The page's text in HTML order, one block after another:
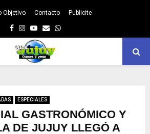
Objetivo Contacto Publicite
Facebook
Instagram
Youtube
EmailWhatsapp
ESPECIALES
GASTRONÓMICO Y
DE JUJUY LLEGÓ A